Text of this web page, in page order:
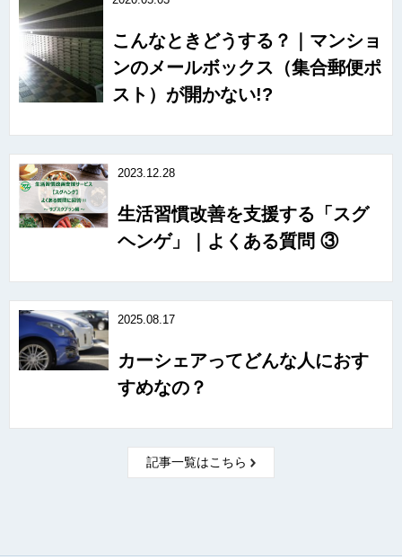
こんなときどうする？｜マンショ
ンのメールボックス（集合郵便ポ
スト）が開かない!?
2023.12.28
生活習慣改善を支援する「スグ
ヘンゲ」｜よくある質問 ③
2025.08.17
カーシェアってどんな人におす
すめなの？
記事一覧はこちら